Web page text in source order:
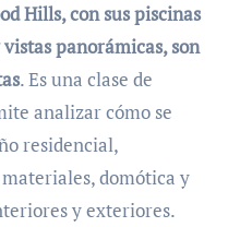
Hills, con sus piscinas
panorámicas, son
. Es una clase de
analizar cómo se
residencial,
domótica y
y exteriores.